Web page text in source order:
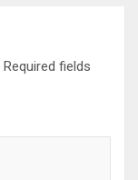
Required fields